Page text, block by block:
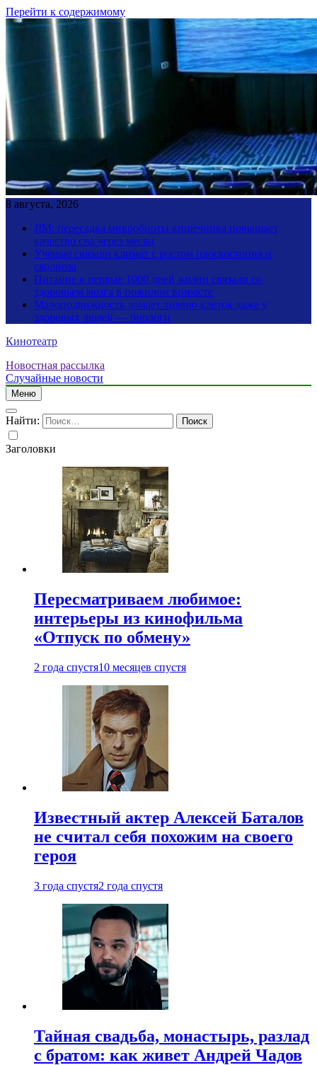
Перейти к содержимому
8 августа, 2026
JIM: пересадка микробиоты кишечника повышает
качество сна через месяц
Ученые связали климат с ростом плоскостопия и
сколиоза
Питание в первые 1000 дней жизни связали со
здоровьем мозга в пожилом возрасте
Малоподвижность ломает химию клеток даже у
здоровых людей — биологи
Кинотеатр
Новостная рассылка
Случайные новости
Меню
Найти:
Заголовки
Пересматриваем любимое:
интерьеры из кинофильма
«Отпуск по обмену»
2 года спустя10 месяцев спустя
Известный актер Алексей Баталов
не считал себя похожим на своего
героя
3 года спустя2 года спустя
Тайная свадьба, монастырь, разлад
с братом: как живет Андрей Чадов